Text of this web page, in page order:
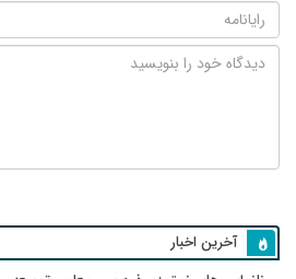
آخرین اخبار